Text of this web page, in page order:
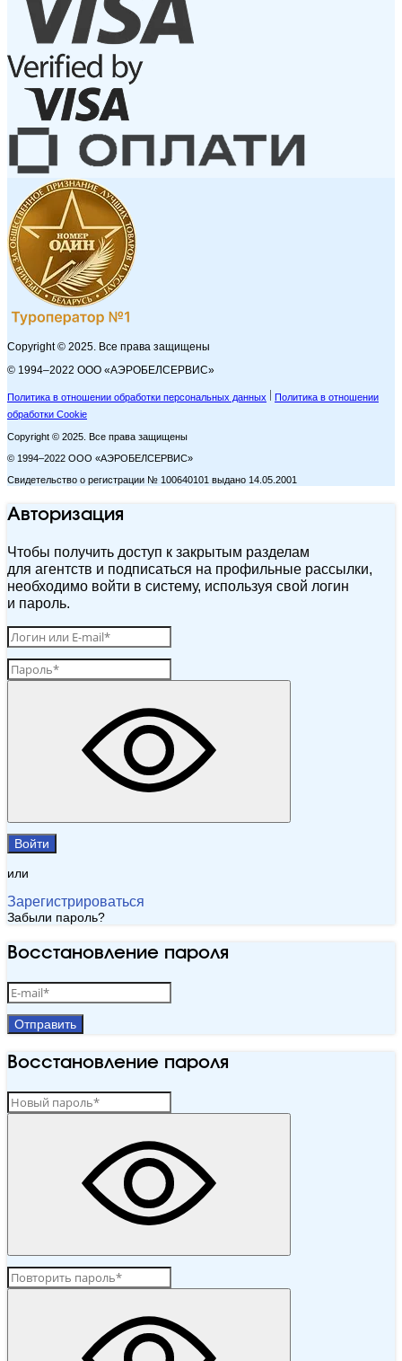
Copyright © 2025. Все права защищены
© 1994–2022 ООО «АЭРОБЕЛСЕРВИС»
Политика в отношении обработки персональных данных
Политика в отношении
обработки Cookie
Copyright © 2025. Все права защищены
© 1994–2022 ООО «АЭРОБЕЛСЕРВИС»
Свидетельство о регистрации № 100640101 выдано 14.05.2001
Авторизация
Чтобы получить доступ к закрытым разделам
для агентств и подписаться на профильные рассылки,
необходимо войти в систему, используя свой логин
и пароль.
Войти
или
Зарегистрироваться
Забыли пароль?
Восстановление пароля
Отправить
Восстановление пароля